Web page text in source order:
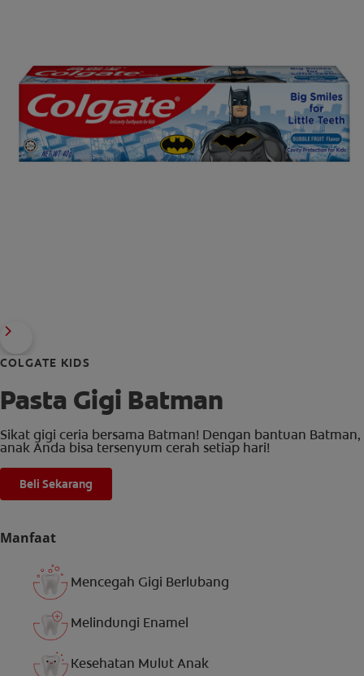
COLGATE KIDS
Pasta Gigi Batman
Sikat gigi ceria bersama Batman! Dengan bantuan Batman,
anak Anda bisa tersenyum cerah setiap hari!
Beli Sekarang
Manfaat
Mencegah Gigi Berlubang
Melindungi Enamel
Kesehatan Mulut Anak